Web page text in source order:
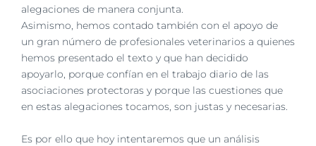
alegaciones de manera conjunta.
Asimismo, hemos contado también con el apoyo de
un gran número de profesionales veterinarios a quienes
hemos presentado el texto y que han decidido
apoyarlo, porque confían en el trabajo diario de las
asociaciones protectoras y porque las cuestiones que
en estas alegaciones tocamos, son justas y necesarias.
Es por ello que hoy intentaremos que un análisis